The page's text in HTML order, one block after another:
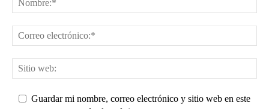
Guardar mi nombre, correo electrónico y sitio web en este